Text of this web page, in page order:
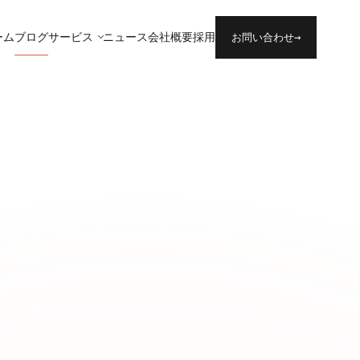
ムブログサービス ニュース会社概要採用 お問い合わせ→